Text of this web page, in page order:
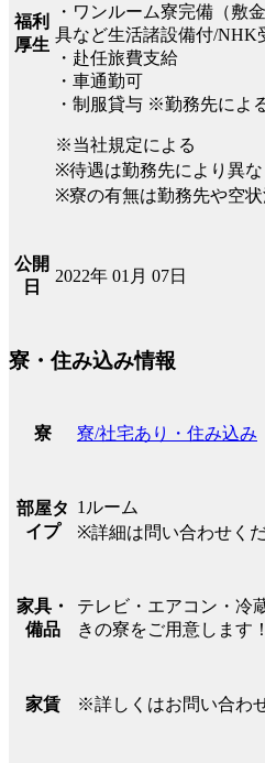
福利
厚生
・ワンルーム寮完備（敷
具など生活諸設備付/NHK
・赴任旅費支給
・車通勤可
・制服貸与 ※勤務先によ
※当社規定による
※待遇は勤務先により異な
※寮の有無は勤務先や空状
公開
日
2022年 01月 07日
寮・住み込み情報
寮 寮/社宅あり・住み込み
部屋タ
イプ
1ルーム
※詳細は問い合わせく
家具・
備品
テレビ・エアコン・冷
きの寮をご用意します！
家賃 ※詳しくはお問い合わ